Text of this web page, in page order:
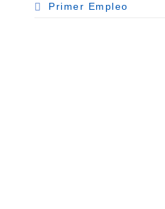
Primer Empleo